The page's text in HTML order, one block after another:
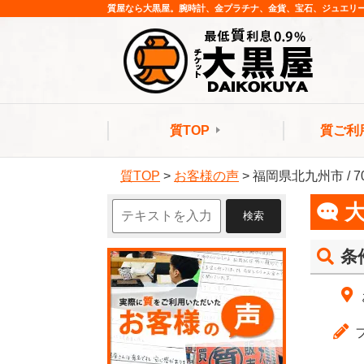
質屋なら大黒屋。腕時計、金プラチナ、金貨、宝石、ジュエ
質TOP 質ご利
質TOP > お客様の声 > 福岡県北九州市 /
条